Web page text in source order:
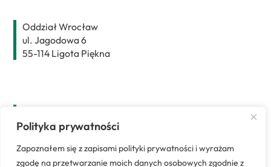
Polityka prywatności
Zapoznałem się z zapisami polityki prywatności i wyrażam
zgodę na przetwarzanie moich danych osobowych zgodnie z
Oddział Wrocław
ul. Jagodowa 6
55-114 Ligota Piękna
ul. Strażacka 49